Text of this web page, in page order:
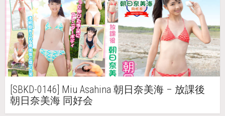
[SBKD-0146] Miu Asahina 朝日奈美海 – 放課後
朝日奈美海 同好会